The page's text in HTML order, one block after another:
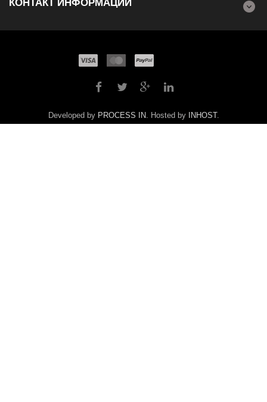
КОНТАКТ ИНФОРМАЦИИ
Developed by PROCESS IN. Hosted by INHOST.